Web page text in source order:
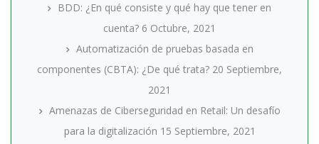
BDD: ¿En qué consiste y qué hay que tener en
cuenta? 6 Octubre, 2021
Automatización de pruebas basada en
componentes (CBTA): ¿De qué trata? 20 Septiembre,
2021
Amenazas de Ciberseguridad en Retail: Un desafío
para la digitalización 15 Septiembre, 2021